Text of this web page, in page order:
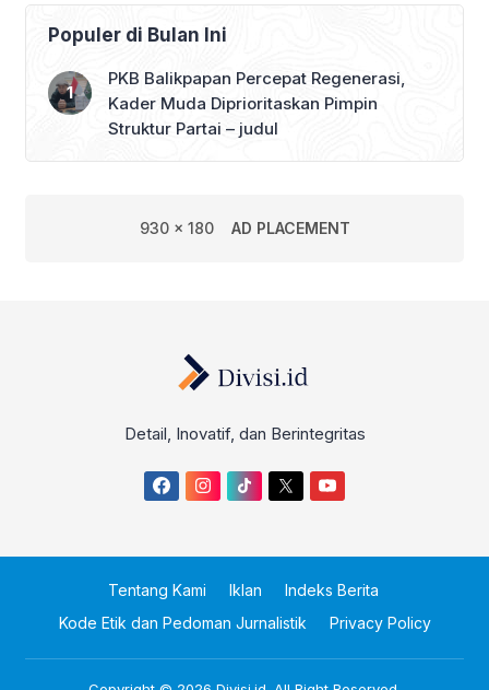
Populer di Bulan Ini
PKB Balikpapan Percepat Regenerasi,
Kader Muda Diprioritaskan Pimpin
Struktur Partai – judul
930 x 180 AD PLACEMENT
Detail, Inovatif, dan Berintegritas
Tentang Kami Iklan
Indeks Berita
Kode Etik dan Pedoman Jurnalistik
Privacy Policy